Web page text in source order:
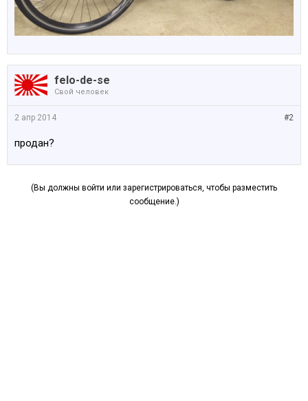
felo-de-se
Свой человек
#2
2 апр 2014
продан?
(Вы должны войти или зарегистрироваться, чтобы разместить
сообщение.)